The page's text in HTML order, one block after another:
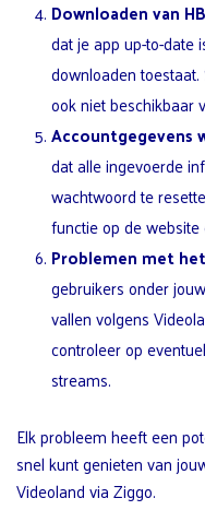
Downloaden van
dat je app up-to-date
downloaden
ook niet beschikbaar
Accountgegevens
dat alle ingevoerde
wachtwoord te
functie op de
Problemen met
gebruikers onder
vallen volgens
controleer op
streams.
Elk probleem heeft een
snel kunt genieten van
Videoland via Ziggo.